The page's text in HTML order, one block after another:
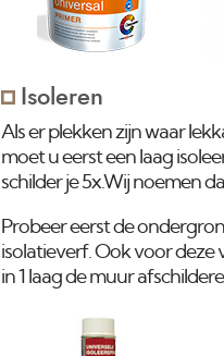
Isoleren
Als er plekken zijn waar
moet u eerst een laag
schilder je 5x.Wij noemen
Probeer eerst de
isolatieverf. Ook voor deze
in 1 laag de muur